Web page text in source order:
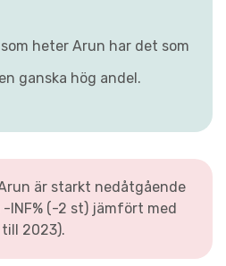
heter Arun har det som
ganska hög andel.
är starkt nedåtgående
INF% (-2 st) jämfört med
2023).